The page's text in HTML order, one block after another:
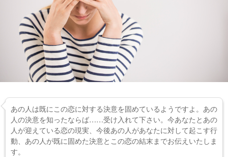
あの人は既にこの恋に対する決意を固めているようですよ。あの
人の決意を知ったならば……受け入れて下さい。今あなたとあの
人が迎えている恋の現実、今後あの人があなたに対して起こす行
動、あの人が既に固めた決意とこの恋の結末までお伝えいたしま
す。